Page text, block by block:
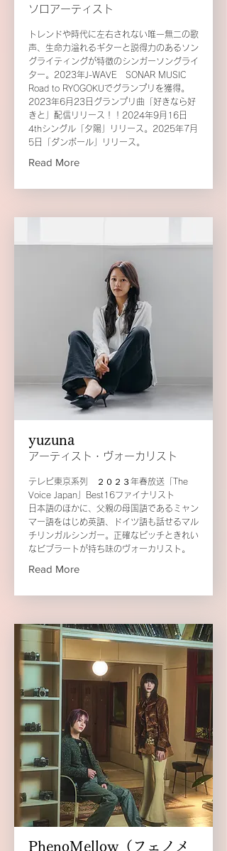
ソロアーティスト
トレンドや時代に左右されない唯一無二の歌
声、生命力溢れるギターと説得力のあるソン
グライティングが特徴のシンガーソングライ
ター。2023年J-WAVE SONAR MUSIC
Road to RYOGOKUでグランプリを獲得。
2023年6月23日グランプリ曲「好きなら好
きと」配信リリース！！2024年9月16日
4thシングル「夕陽」リリース。2025年7月
5日「ダンボール」リリース。
Read More
yuzuna
アーティスト・ヴォーカリスト
テレビ東京系列 ２０２３年春放送「The
Voice Japan」Best16ファイナリスト
日本語のほかに、父親の母国語であるミャン
マー語をはじめ英語、ドイツ語も話せるマル
チリンガルシンガー。正確なピッチときれい
なビブラートが持ち味のヴォーカリスト。
Read More
PhenoMellow（フェノメ